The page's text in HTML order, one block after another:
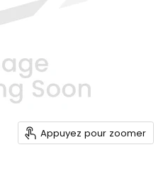
Appuyez pour zoomer